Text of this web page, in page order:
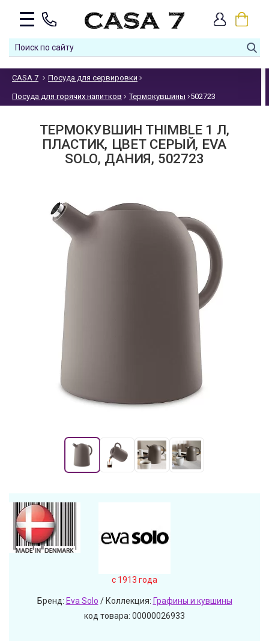
CASA 7 Посуда для сервировки
Посуда для горячих напитков Термокувшины 502723
ТЕРМОКУВШИН THIMBLE 1 Л,
ПЛАСТИК, ЦВЕТ СЕРЫЙ, EVA
SOLO, ДАНИЯ, 502723
c 1913 года
Бренд: Eva Solo / Коллекция: Графины и кувшины
код товара: 00000026933